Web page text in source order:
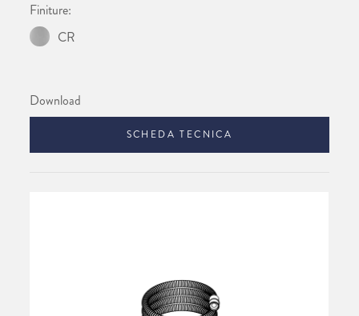
Finiture:
CR
Download
SCHEDA TECNICA